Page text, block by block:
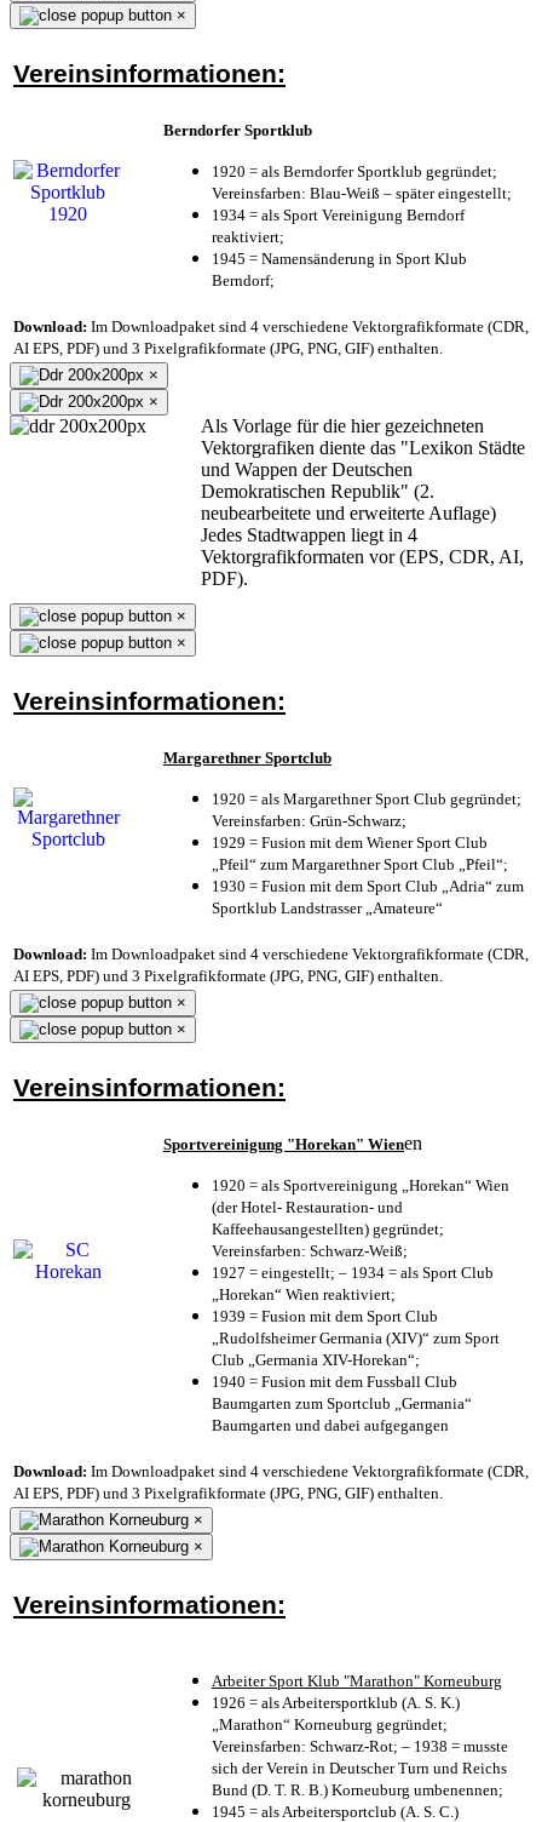
×
Vereinsinformationen:
Berndorfer Sportklub
1920 = als Berndorfer Sportklub gegründet;
Vereinsfarben: Blau-Weiß – später eingestellt;
1934 = als Sport Vereinigung Berndorf
reaktiviert;
1945 = Namensänderung in Sport Klub
Berndorf;
Download: Im Downloadpaket sind 4 verschiedene Vektorgrafikformate (CDR,
AI EPS, PDF) und 3 Pixelgrafikformate (JPG, PNG, GIF) enthalten.
×
×
Als Vorlage für die hier gezeichneten
Vektorgrafiken diente das "Lexikon Städte
und Wappen der Deutschen
Demokratischen Republik" (2.
neubearbeitete und erweiterte Auflage)
Jedes Stadtwappen liegt in 4
Vektorgrafikformaten vor (EPS, CDR, AI,
PDF).
×
×
Vereinsinformationen:
Margarethner Sportclub
1920 = als Margarethner Sport Club gegründet;
Vereinsfarben: Grün-Schwarz;
1929 = Fusion mit dem Wiener Sport Club
„Pfeil“ zum Margarethner Sport Club „Pfeil“;
1930 = Fusion mit dem Sport Club „Adria“ zum
Sportklub Landstrasser „Amateure“
Download: Im Downloadpaket sind 4 verschiedene Vektorgrafikformate (CDR,
AI EPS, PDF) und 3 Pixelgrafikformate (JPG, PNG, GIF) enthalten.
×
×
Vereinsinformationen:
Sportvereinigung "Horekan" Wienen
1920 = als Sportvereinigung „Horekan“ Wien
(der Hotel- Restauration- und
Kaffeehausangestellten) gegründet;
Vereinsfarben: Schwarz-Weiß;
1927 = eingestellt; – 1934 = als Sport Club
„Horekan“ Wien reaktiviert;
1939 = Fusion mit dem Sport Club
„Rudolfsheimer Germania (XIV)“ zum Sport
Club „Germania XIV-Horekan“;
1940 = Fusion mit dem Fussball Club
Baumgarten zum Sportclub „Germania“
Baumgarten und dabei aufgegangen
Download: Im Downloadpaket sind 4 verschiedene Vektorgrafikformate (CDR,
AI EPS, PDF) und 3 Pixelgrafikformate (JPG, PNG, GIF) enthalten.
×
×
Vereinsinformationen:
Arbeiter Sport Klub "Marathon" Korneuburg
1926 = als Arbeitersportklub (A. S. K.)
„Marathon“ Korneuburg gegründet;
Vereinsfarben: Schwarz-Rot; – 1938 = musste
sich der Verein in Deutscher Turn und Reichs
Bund (D. T. R. B.) Korneuburg umbenennen;
1945 = als Arbeitersportclub (A. S. C.)